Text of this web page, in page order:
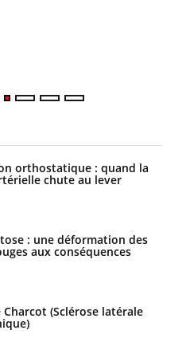
orthostatique : quand la
chute au lever
: une déformation des
aux conséquences
Charcot (Sclérose latérale